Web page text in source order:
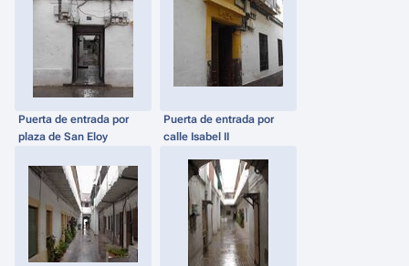
Puerta de entrada por
plaza de San Eloy
Puerta de entrada por
calle Isabel II